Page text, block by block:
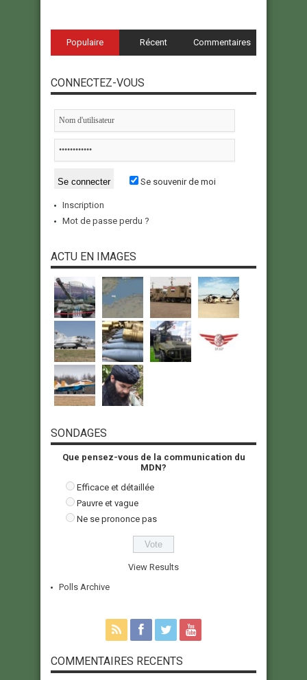
Populaire Récent Commentaires
CONNECTEZ-VOUS
Se souvenir de moi
Inscription
Mot de passe perdu ?
ACTU EN IMAGES
SONDAGES
Que pensez-vous de la communication du
MDN?
Efficace et détaillée
Pauvre et vague
Ne se prononce pas
View Results
Polls Archive
COMMENTAIRES RECENTS